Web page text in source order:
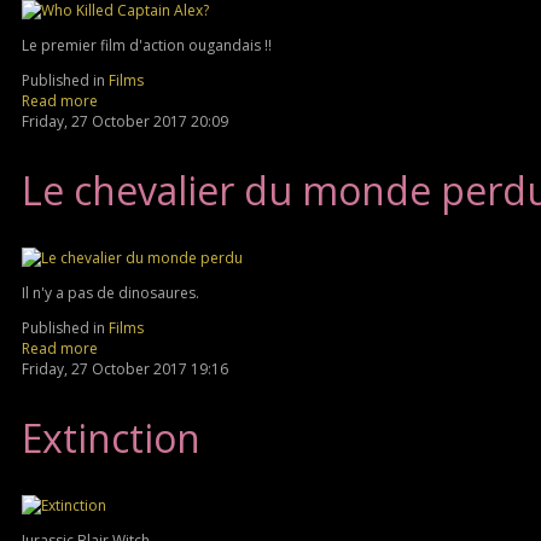
Le premier film d'action ougandais !!
Published in Films
Read more
Friday, 27 October 2017 20:09
Le chevalier du monde
Il n'y a pas de dinosaures.
Published in Films
Read more
Friday, 27 October 2017 19:16
Extinction